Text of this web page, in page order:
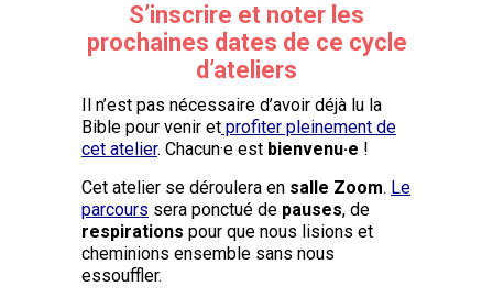
S’inscrire et noter les
prochaines dates de ce cycle
d’ateliers
Il n’est pas nécessaire d’avoir déjà lu la
Bible pour venir et profiter pleinement de
cet atelier. Chacun·e est bienvenu·e !
Cet atelier se déroulera en salle Zoom. Le
parcours sera ponctué de pauses, de
respirations pour que nous lisions et
cheminions ensemble sans nous
essouffler.